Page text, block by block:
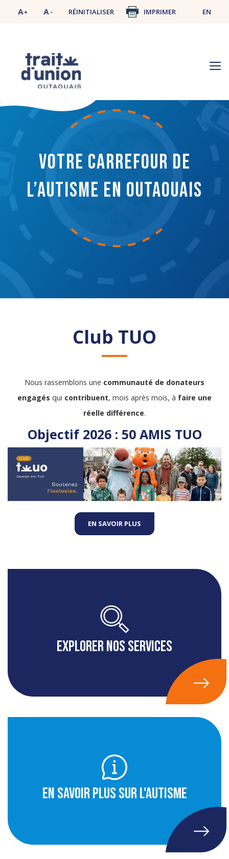
RÉINITIALISER IMPRIMER EN
Votre carrefour de
l’autisme en Outaouais
Club TUO
Nous rassemblons une communauté de donateurs
engagés qui contribuent, mois après mois, à faire une
réelle différence.
Objectif 2026 : 50 AMIS TUO
EN SAVOIR PLUS
Explorer nos services
En savoir plus sur l'autisme